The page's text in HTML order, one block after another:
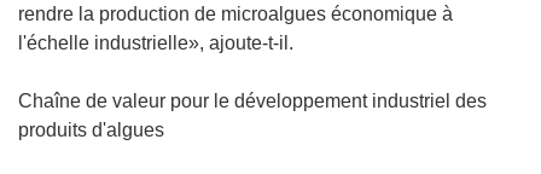
d
a
s
rendre la production de microalgues économique à
l'échelle industrielle», ajoute-t-il.
Chaîne de valeur pour le développement industriel des
produits d'algues